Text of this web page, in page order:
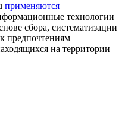
применяются
технологии
сбора, систематизации
предпочтениям
на территории